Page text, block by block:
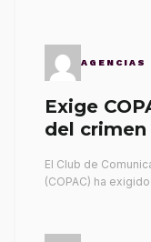
AGENCIAS
Exige
del crimen
El Club de
(COPAC) ha